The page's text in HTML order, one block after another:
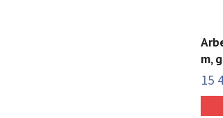
m,
15